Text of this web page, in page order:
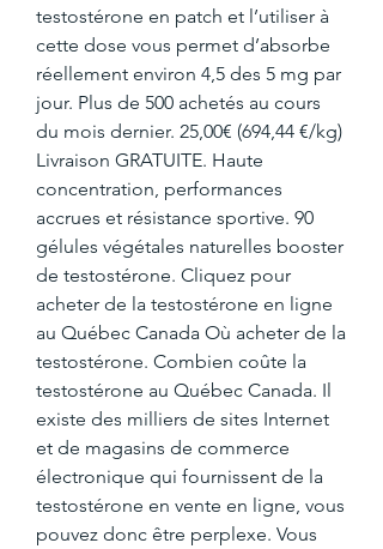
testostérone en patch et l’utiliser à
cette dose vous permet d’absorbe
réellement environ 4,5 des 5 mg par
jour. Plus de 500 achetés au cours
du mois dernier. 25,00€ (694,44 €/kg)
Livraison GRATUITE. Haute
concentration, performances
accrues et résistance sportive. 90
gélules végétales naturelles booster
de testostérone. Cliquez pour
acheter de la testostérone en ligne
au Québec Canada Où acheter de la
testostérone. Combien coûte la
testostérone au Québec Canada. Il
existe des milliers de sites Internet
et de magasins de commerce
électronique qui fournissent de la
testostérone en vente en ligne, vous
pouvez donc être perplexe. Vous